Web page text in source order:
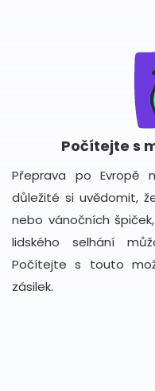
Počítejte s
Přeprava po Evropě
důležité si uvědomit,
nebo vánočních
lidského selhání
Počítejte s touto
zásilek.